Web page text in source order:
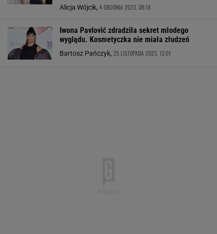
Alicja Wójcik, 4 GRUDNIA 2023, 08:18
Iwona Pavlović zdradziła sekret młodego
wyglądu. Kosmetyczka nie miała złudzeń
Bartosz Pańczyk, 25 LISTOPADA 2023, 12:01